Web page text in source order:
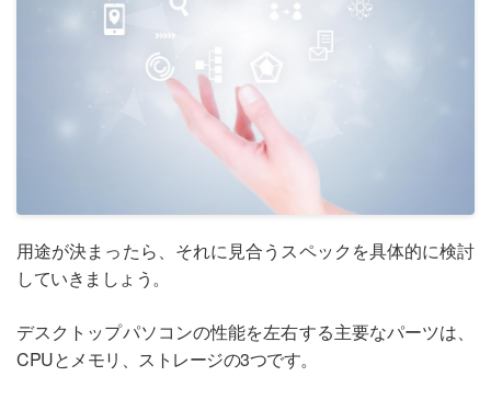
用途が決まったら、それに見合うスペックを具体的に検討
していきましょう。
デスクトップパソコンの性能を左右する主要なパーツは、
CPUとメモリ、ストレージの3つです。